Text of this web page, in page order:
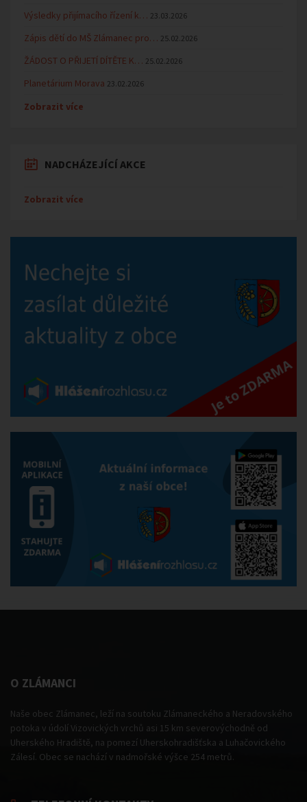
Výsledky přijímacího řízení k… 23.03.2026
Zápis dětí do MŠ Zlámanec pro… 25.02.2026
ŽÁDOST O PŘIJETÍ DÍTĚTE K… 25.02.2026
Planetárium Morava 23.02.2026
Zobrazit více
NADCHÁZEJÍCÍ AKCE
Zobrazit více
O ZLÁMANCI
Naše obec Zlámanec, leží na soutoku Zlámaneckého a Neradovského
potoka v údolí Vizovických vrchů asi 15 km severovýchodně od
Uherského Hradiště, na pomezí Uherskohradišťska a Luhačovického
Zálesí. Obec se nachází v nadmořské výšce 254 metrů.